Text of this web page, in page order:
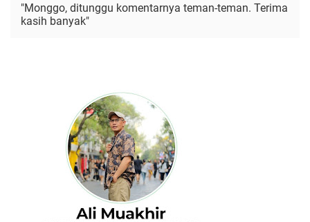
"Monggo, ditunggu komentarnya teman-teman. Terima
kasih banyak"